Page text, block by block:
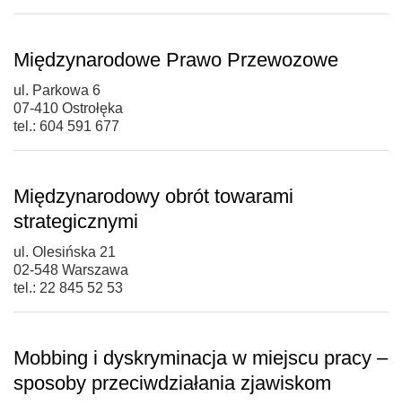
Międzynarodowe Prawo Przewozowe
ul. Parkowa 6
07-410 Ostrołęka
tel.: 604 591 677
Międzynarodowy obrót towarami
strategicznymi
ul. Olesińska 21
02-548 Warszawa
tel.: 22 845 52 53
Mobbing i dyskryminacja w miejscu pracy –
sposoby przeciwdziałania zjawiskom